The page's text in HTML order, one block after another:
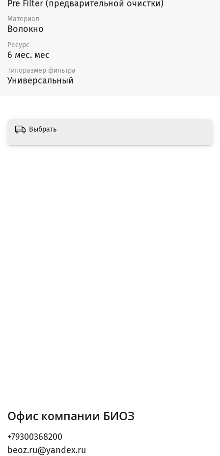
Pre Filter (предварительной очистки)
Материал
Волокно
Ресурс
6 мес. мес
Типоразмер фильтра
Универсальный
Выбрать
Офис компании БИОЗ
+79300368200
beoz.ru@yandex.ru